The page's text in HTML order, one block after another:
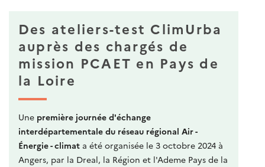
Des ateliers-test ClimUrba
auprès des chargés de
mission PCAET en Pays de
la Loire
Une première journée d'échange
interdépartementale du réseau régional Air -
Énergie - climat a été organisée le 3 octobre 2024 à
Angers, par la Dreal, la Région et l'Ademe Pays de la